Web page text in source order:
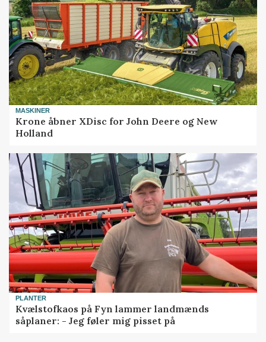
MASKINER
Krone åbner XDisc for John Deere og New
Holland
PLANTER
Kvælstofkaos på Fyn lammer landmænds
såplaner: - Jeg føler mig pisset på